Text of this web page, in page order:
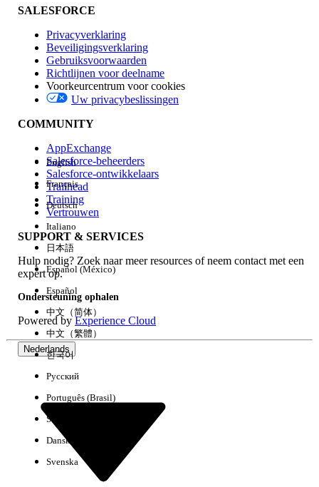
Invloed op functies
Edition
Ervaring
Alles wissen Gereed
Geen resultaten
SALESFORCE
Privacyverklaring
Beveiligingsverklaring
Gebruiksvoorwaarden
Richtlijnen voor deelname
Voorkeurcentrum voor cookies
Uw privacybeslissingen
COMMUNITY
AppExchange
Salesforce-beheerders
Salesforce-ontwikkelaars
Trailhead
Training
Vertrouwen
SUPPORT & SERVICES
Hulp nodig? Zoek naar meer resources of neem contact met een
expert op.
Ondersteuning ophalen
Powered byExperience Cloud
Nederlands
English
Français
Deutsch
Italiano
日本語
Español (México)
Español
中文（简体）
中文（繁體）
한국어
Русский
Português (Brasil)
Suomi
Dansk
Svenska